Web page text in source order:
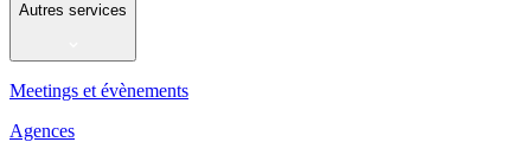
Autres services
Meetings et évènements
Agences